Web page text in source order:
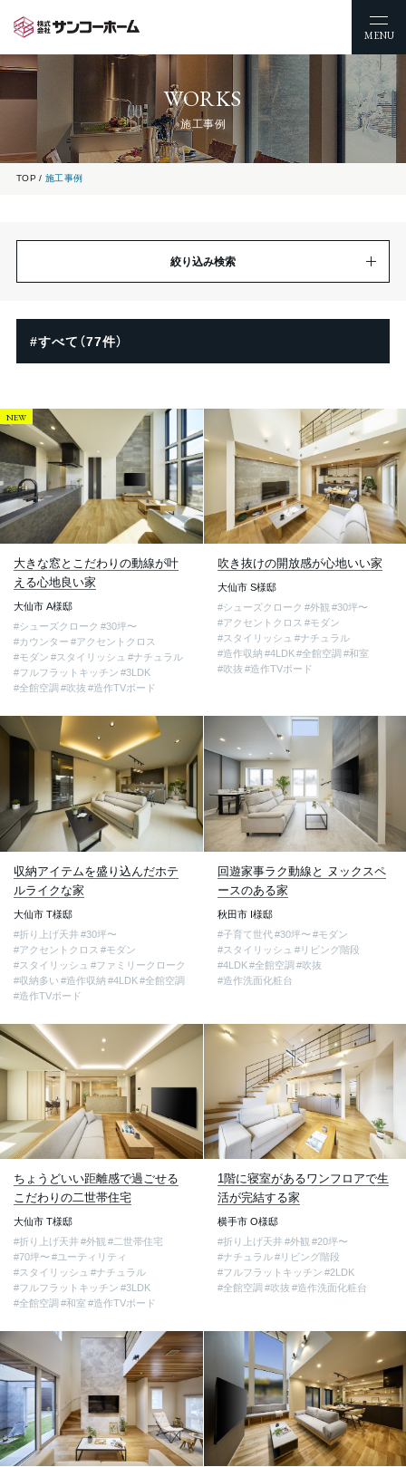
MENU
WORKS
施工事例
TOP 施工事例
絞り込み検索
#すべて（77件）
NEW
大きな窓とこだわりの動線が叶
える心地良い家
大仙市 A様邸
#シューズクローク #30坪〜
#カウンター #アクセントクロス
#モダン #スタイリッシュ #ナチュラル
#フルフラットキッチン #3LDK
#全館空調 #吹抜 #造作TVボード
吹き抜けの開放感が心地いい家
大仙市 S様邸
#シューズクローク #外観 #30坪〜
#アクセントクロス #モダン
#スタイリッシュ #ナチュラル
#造作収納 #4LDK #全館空調 #和室
#吹抜 #造作TVボード
収納アイテムを盛り込んだホテ
ルライクな家
大仙市 T様邸
#折り上げ天井 #30坪〜
#アクセントクロス #モダン
#スタイリッシュ #ファミリークローク
#収納多い #造作収納 #4LDK#全館空調
#造作TVボード
回遊家事ラク動線と ヌックスペ
ースのある家
秋田市 I様邸
#子育て世代 #30坪〜 #モダン
#スタイリッシュ #リビング階段
#4LDK #全館空調 #吹抜
#造作洗面化粧台
ちょうどいい距離感で過ごせる
こだわりの二世帯住宅
大仙市 T様邸
#折り上げ天井 #外観 #二世帯住宅
#70坪〜 #ユーティリティ
#スタイリッシュ #ナチュラル
#フルフラットキッチン #3LDK
#全館空調 #和室 #造作TVボード
1階に寝室があるワンフロアで生
活が完結する家
横手市 O様邸
#折り上げ天井 #外観 #20坪〜
#ナチュラル #リビング階段
#フルフラットキッチン #2LDK
#全館空調 #吹抜 #造作洗面化粧台